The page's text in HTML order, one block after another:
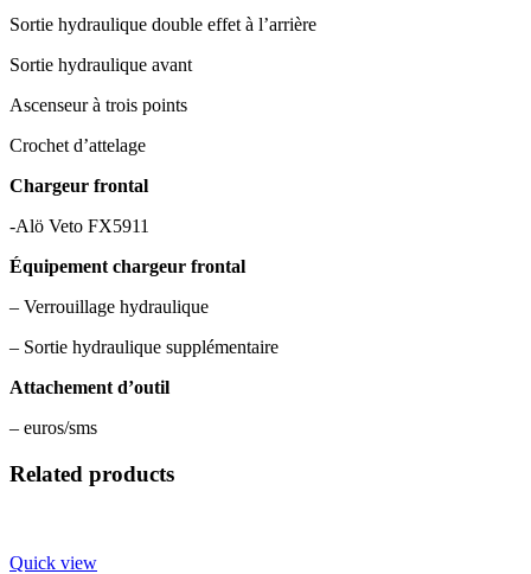
Sortie hydraulique double effet à l’arrière
Sortie hydraulique avant
Ascenseur à trois points
Crochet d’attelage
Chargeur frontal
-Alö Veto FX5911
Équipement chargeur frontal
– Verrouillage hydraulique
– Sortie hydraulique supplémentaire
Attachement d’outil
– euros/sms
Related products
Quick view